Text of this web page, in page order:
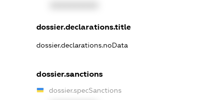
dossier.declarations.title
dossier.declarations.noData
dossier.sanctions
dossier.specSanctions